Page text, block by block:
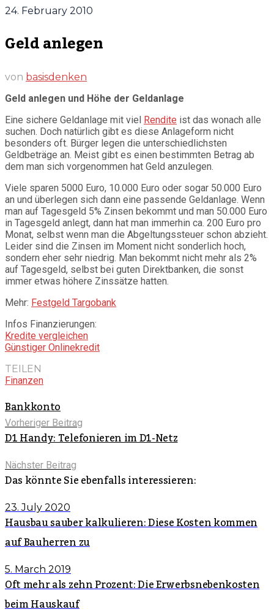
24. February 2010
Geld anlegen
von basisdenken
Geld anlegen und Höhe der Geldanlage
Eine sichere Geldanlage mit viel Rendite ist das wonach alle
suchen. Doch natürlich gibt es diese Anlageform nicht
besonders oft. Bürger legen die unterschiedlichsten
Geldbeträge an. Meist gibt es einen bestimmten Betrag ab
dem man sich vorgenommen hat Geld anzulegen.
Viele sparen 5000 Euro, 10.000 Euro oder sogar 50.000 Euro
an und überlegen sich dann eine passende Geldanlage. Wenn
man auf Tagesgeld 5% Zinsen bekommt und man 50.000 Euro
in Tagesgeld anlegt, dann hat man immerhin ca. 200 Euro pro
Monat, selbst wenn man die Abgeltungssteuer schon abzieht.
Leider sind die Zinsen im Moment nicht sonderlich hoch,
sondern eher sehr niedrig. Man bekommt nicht mehr als 2%
auf Tagesgeld, selbst bei guten Direktbanken, die sonst
immer etwas höhere Zinssätze hatten.
Mehr: Festgeld Targobank
Infos Finanzierungen:
Kredite vergleichen
Günstiger Onlinekredit
TEILEN
Finanzen
Bankkonto
Vorheriger Beitrag
D1 Handy: Telefonieren im D1-Netz
Nächster Beitrag
Das könnte Sie ebenfalls interessieren:
23. July 2020
Hausbau sauber kalkulieren: Diese Kosten kommen
auf Bauherren zu
5. March 2019
Oft mehr als zehn Prozent: Die Erwerbsnebenkosten
beim Hauskauf